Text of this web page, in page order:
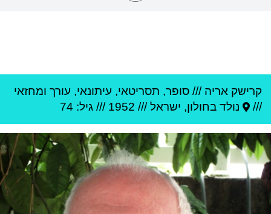
קרישק אריה /// סופר, תסריטאי, עיתונאי, עורך ומחזאי
///
נולד בחולון, ישראל///
1952 /// גיל: 74